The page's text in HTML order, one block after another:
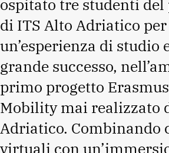
ospitato tre studenti
di ITS Alto Adriatico per
un’esperienza di studio
grande successo,
primo progetto
Mobility mai realizzato
Adriatico. Combinando
virtuali con